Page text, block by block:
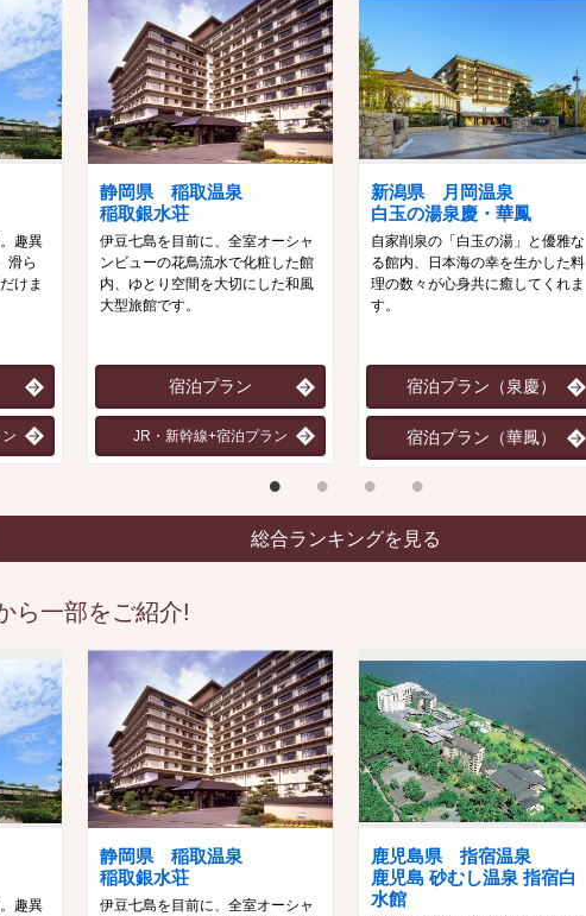
趣異
滑ら
けま
静岡県 稲取温泉
稲取銀水荘
伊豆七島を目前に、全室オーシャ
ンビューの花鳥流水で化粧した館
内、ゆとり空間を大切にした和風
大型旅館です。
宿泊プラン
JR・新幹線+宿泊プラン
新潟県 月岡温泉
白玉の湯泉慶・華鳳
自家削泉の「白玉の湯」と優雅な
る館内、日本海の幸を生かした料
理の数々が心身共に癒してくれま
す。
宿泊プラン（泉慶）
宿泊プラン（華鳳）
総合ランキングを見る
ら一部をご紹介!
趣異
静岡県 稲取温泉
稲取銀水荘
伊豆七島を目前に、全室オーシャ
鹿児島県 指宿温泉
鹿児島 砂むし温泉 指宿白
水館